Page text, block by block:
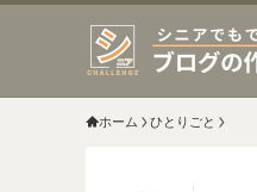
ホーム ひとりごと